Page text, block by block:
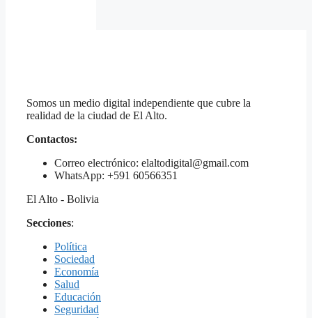
Somos un medio digital independiente que cubre la
realidad de la ciudad de El Alto.
Contactos:
Correo electrónico: elaltodigital@gmail.com
WhatsApp: +591 60566351
El Alto - Bolivia
Secciones:
Política
Sociedad
Economía
Salud
Educación
Seguridad